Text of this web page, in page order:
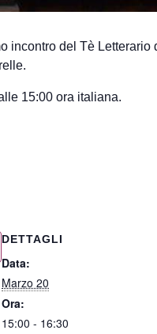
incontro del Tè
15:00 ora italiana.
DETTAGLI
Data:
Marzo 20
Ora:
15:00 - 16:30